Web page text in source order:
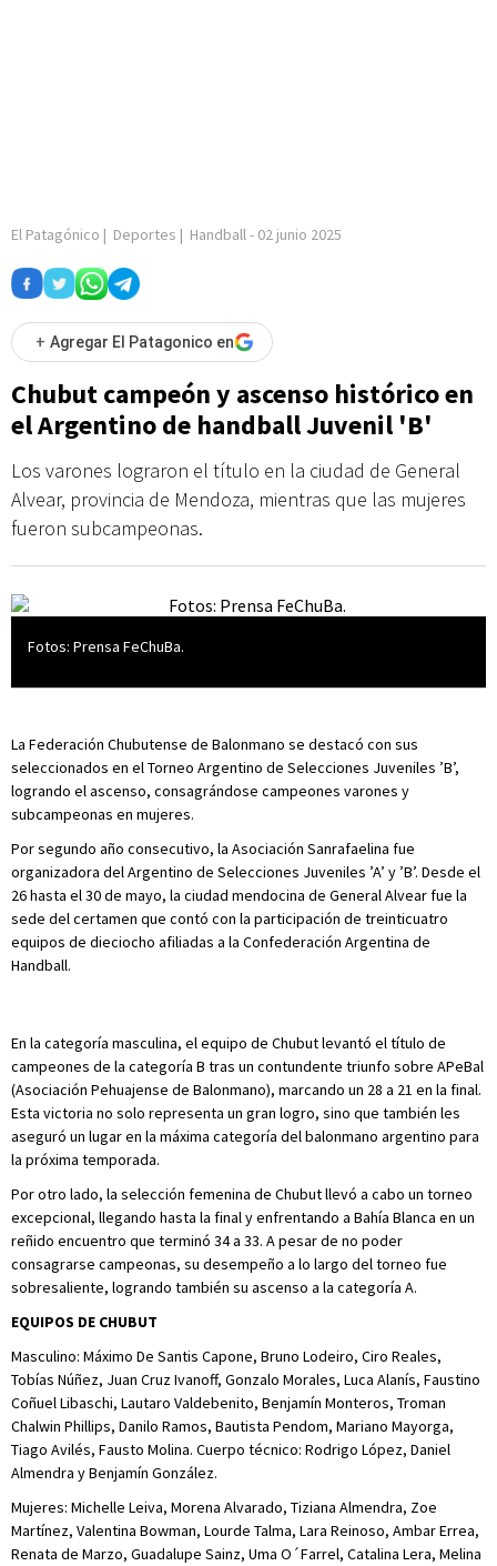
El Patagónico | Deportes | Handball- 02 junio 2025
+ Agregar El Patagonico en
Chubut campeón y ascenso histórico en
el Argentino de handball Juvenil 'B'
Los varones lograron el título en la ciudad de General
Alvear, provincia de Mendoza, mientras que las mujeres
fueron subcampeonas.
Fotos: Prensa FeChuBa.
La Federación Chubutense de Balonmano se destacó con sus
seleccionados en el Torneo Argentino de Selecciones Juveniles ’B’,
logrando el ascenso, consagrándose campeones varones y
subcampeonas en mujeres.
Por segundo año consecutivo, la Asociación Sanrafaelina fue
organizadora del Argentino de Selecciones Juveniles ’A’ y ’B’. Desde el
26 hasta el 30 de mayo, la ciudad mendocina de General Alvear fue la
sede del certamen que contó con la participación de treinticuatro
equipos de dieciocho afiliadas a la Confederación Argentina de
Handball.
En la categoría masculina, el equipo de Chubut levantó el título de
campeones de la categoría B tras un contundente triunfo sobre APeBal
(Asociación Pehuajense de Balonmano), marcando un 28 a 21 en la final.
Esta victoria no solo representa un gran logro, sino que también les
aseguró un lugar en la máxima categoría del balonmano argentino para
la próxima temporada.
Por otro lado, la selección femenina de Chubut llevó a cabo un torneo
excepcional, llegando hasta la final y enfrentando a Bahía Blanca en un
reñido encuentro que terminó 34 a 33. A pesar de no poder
consagrarse campeonas, su desempeño a lo largo del torneo fue
sobresaliente, logrando también su ascenso a la categoría A.
EQUIPOS DE CHUBUT
Masculino: Máximo De Santis Capone, Bruno Lodeiro, Ciro Reales,
Tobías Núñez, Juan Cruz Ivanoff, Gonzalo Morales, Luca Alanís, Faustino
Coñuel Libaschi, Lautaro Valdebenito, Benjamín Monteros, Troman
Chalwin Phillips, Danilo Ramos, Bautista Pendom, Mariano Mayorga,
Tiago Avilés, Fausto Molina. Cuerpo técnico: Rodrigo López, Daniel
Almendra y Benjamín González.
Mujeres: Michelle Leiva, Morena Alvarado, Tiziana Almendra, Zoe
Martínez, Valentina Bowman, Lourde Talma, Lara Reinoso, Ambar Errea,
Renata de Marzo, Guadalupe Sainz, Uma O´Farrel, Catalina Lera, Melina